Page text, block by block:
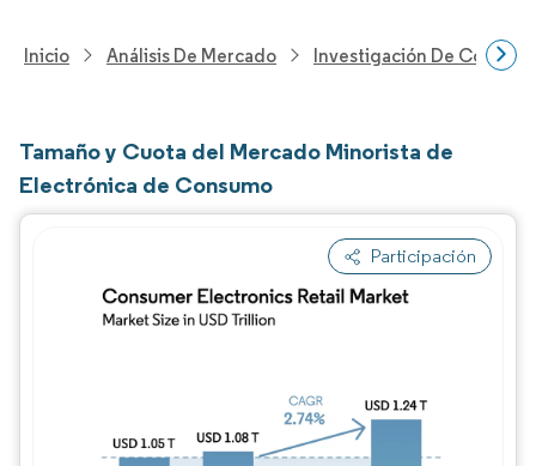
Inicio Análisis De Mercado Investigación De
Tamaño y Cuota del Mercado Minorista de
Electrónica de Consumo
Participación